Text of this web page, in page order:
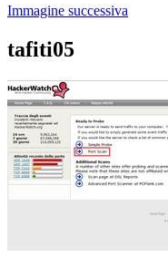
Immagine successiva
tafiti05